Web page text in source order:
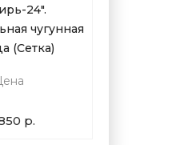
24".
чугунная
(Сетка)
р.